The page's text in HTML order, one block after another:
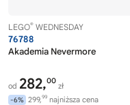
LEGO® WEDNESDAY
76788
Akademia Nevermore
od 282,00
zł
-6% 299,99 najniższa cena